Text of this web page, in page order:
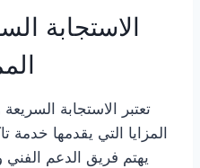
الاستجابة
تعتبر الاستجابة
المزايا التي يقدمها خدمة
يهتم فريق الدعم الفني